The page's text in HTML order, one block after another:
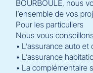
BOURBOULE, nous
l’ensemble de vos
Pour les particuliers
Nous vous
• L’assurance auto
• L’assurance
• La complémentaire